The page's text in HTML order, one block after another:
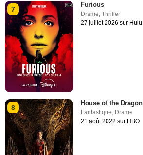
7
Furious
Drame,Thriller
27 juillet 2026 sur Hulu
8
House of the Dragon
Fantastique, Drame
21 août 2022 sur HBO